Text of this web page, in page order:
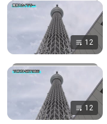
12
12